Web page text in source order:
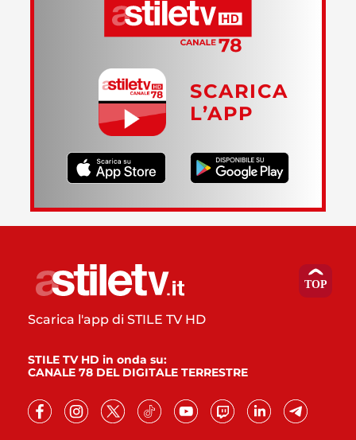
SCARICA
L’APP
Scarica l'app di STILE TV HD
STILE TV HD in onda su:
CANALE 78 DEL DIGITALE TERRESTRE